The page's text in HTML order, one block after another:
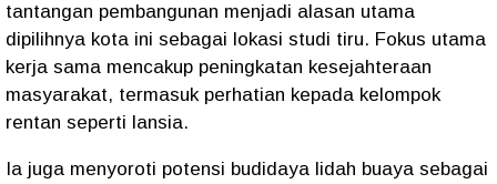
tantangan pembangunan menjadi alasan utama
dipilihnya kota ini sebagai lokasi studi tiru. Fokus utama
kerja sama mencakup peningkatan kesejahteraan
masyarakat, termasuk perhatian kepada kelompok
rentan seperti lansia.
Ia juga menyoroti potensi budidaya lidah buaya sebagai